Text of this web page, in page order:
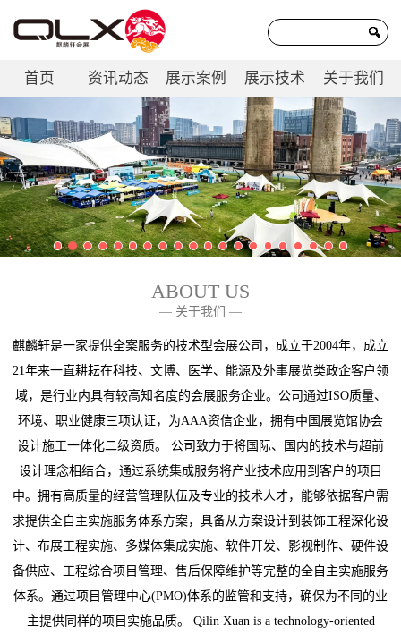
首页 资讯动态 展示案例 展示技术 关于我们
联系我们
ABOUT US
— 关于我们 —
麒麟轩是一家提供全案服务的技术型会展公司，成立于2004年，成立
21年来一直耕耘在科技、文博、医学、能源及外事展览类政企客户领
域，是行业内具有较高知名度的会展服务企业。公司通过ISO质量、
环境、职业健康三项认证，为AAA资信企业，拥有中国展览馆协会
设计施工一体化二级资质。 公司致力于将国际、国内的技术与超前
设计理念相结合，通过系统集成服务将产业技术应用到客户的项目
中。拥有高质量的经营管理队伍及专业的技术人才，能够依据客户需
求提供全自主实施服务体系方案，具备从方案设计到装饰工程深化设
计、布展工程实施、多媒体集成实施、软件开发、影视制作、硬件设
备供应、工程综合项目管理、售后保障维护等完整的全自主实施服务
体系。通过项目管理中心(PMO)体系的监管和支持，确保为不同的业
主提供同样的项目实施品质。 Qilin Xuan is a technology-oriented